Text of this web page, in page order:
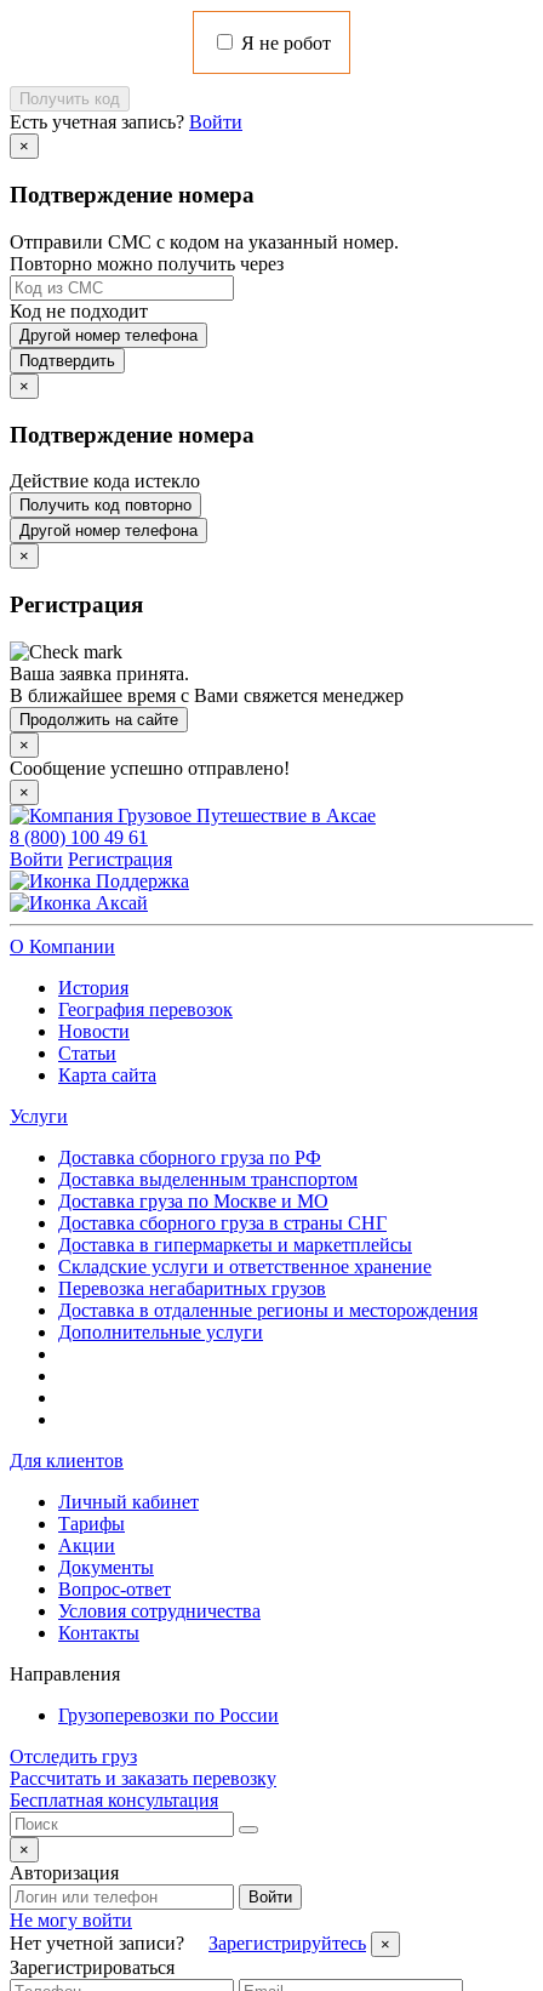
Я не робот
Получить код
Есть учетная запись? Войти
×
Подтверждение номера
Отправили СМС с кодом на указанный номер.
Повторно можно получить через
Код не подходит
Другой номер телефона
Подтвердить
×
Подтверждение номера
Действие кода истекло
Получить код повторно
Другой номер телефона
×
Регистрация
Ваша заявка принята.
В ближайшее время с Вами свяжется менеджер
Продолжить на сайте
×
Сообщение успешно отправлено!
×
8 (800) 100 49 61
Войти Регистрация
Поддержка
Аксай
О Компании
История
География перевозок
Новости
Статьи
Карта сайта
Услуги
Доставка сборного груза по РФ
Доставка выделенным транспортом
Доставка груза по Москве и МО
Доставка сборного груза в страны СНГ
Доставка в гипермаркеты и маркетплейсы
Складские услуги и ответственное хранение
Перевозка негабаритных грузов
Доставка в отдаленные регионы и месторождения
Дополнительные услуги
Для клиентов
Личный кабинет
Тарифы
Акции
Документы
Вопрос-ответ
Условия сотрудничества
Контакты
Направления
Грузоперевозки по России
Отследить груз
Рассчитать и заказать перевозку
Бесплатная консультация
×
Авторизация
Войти
Не могу войти
Нет учетной записи?
Зарегистрируйтесь ×
Зарегистрироваться